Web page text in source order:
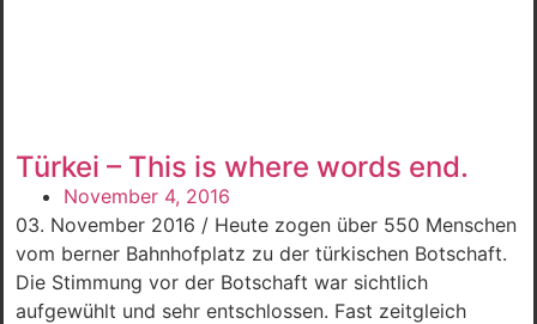
Türkei – This is where words end.
November 4, 2016
03. November 2016 / Heute zogen über 550 Menschen
vom berner Bahnhofplatz zu der türkischen Botschaft.
Die Stimmung vor der Botschaft war sichtlich
aufgewühlt und sehr entschlossen. Fast zeitgleich